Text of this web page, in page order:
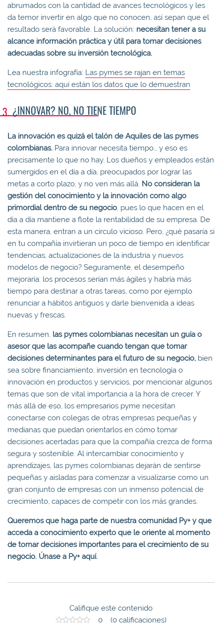
abrumados con la cantidad de avances tecnológicos y les
da temor invertir en algo que no conocen, así sepan que el
resultado será favorable. La solución: necesitan tener a su
alcance información práctica y útil para tomar decisiones
adecuadas sobre su inversión tecnológica.
Lea nuestra infografía: Las pymes se rajan en temas
tecnológicos: aquí están los datos que lo demuestran
¿INNOVAR? NO, NO TIENE TIEMPO
La innovación es quizá el talón de Aquiles de las pymes
colombianas. Para innovar necesita tiempo… y eso es
precisamente lo que no hay. Los dueños y empleados están
sumergidos en el día a día, preocupados por lograr las
metas a corto plazo, y no ven más allá. No consideran la
gestión del conocimiento y la innovación como algo
primordial dentro de su negocio, pues lo que hacen en el
día a día mantiene a flote la rentabilidad de su empresa. De
esta manera, entran a un círculo vicioso. Pero, ¿qué pasaría si
en tu compañía invirtieran un poco de tiempo en identificar
tendencias, actualizaciones de la industria y nuevos
modelos de negocio? Seguramente, el desempeño
mejoraría: los procesos serían más ágiles y habría más
tiempo para destinar a otras tareas, como por ejemplo
renunciar a hábitos antiguos y darle bienvenida a ideas
nuevas y frescas.
En resumen, las pymes colombianas necesitan un guía o
asesor que las acompañe cuando tengan que tomar
decisiones determinantes para el futuro de su negocio, bien
sea sobre financiamiento, inversión en tecnología o
innovación en productos y servicios, por mencionar algunos
temas que son de vital importancia a la hora de crecer. Y
más allá de eso, los empresarios pyme necesitan
conectarse con colegas de otras empresas pequeñas y
medianas que puedan orientarlos en cómo tomar
decisiones acertadas para que la compañía crezca de forma
segura y sostenible. Al intercambiar conocimiento y
aprendizajes, las pymes colombianas dejarán de sentirse
pequeñas y aisladas para comenzar a visualizarse como un
gran conjunto de empresas con un inmenso potencial de
crecimiento, capaces de competir con los más grandes.
Queremos que haga parte de nuestra comunidad Py+ y que
acceda a conocimiento experto que le oriente al momento
de tomar decisiones importantes para el crecimiento de su
negocio. Únase a Py+ aquí.
Califique este contenido
0 (0 calificaciones)